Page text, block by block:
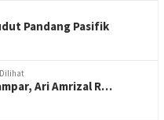
Pandang Pasifik
Dilihat
Ari Amrizal R…